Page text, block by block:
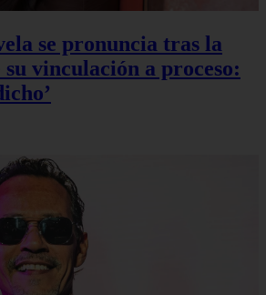
se pronuncia tras la
vinculación a proceso: